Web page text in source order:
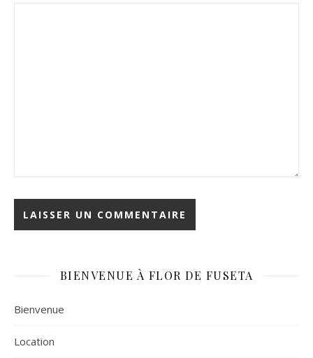
BIENVENUE À FLOR DE FUSETA
Bienvenue
Location